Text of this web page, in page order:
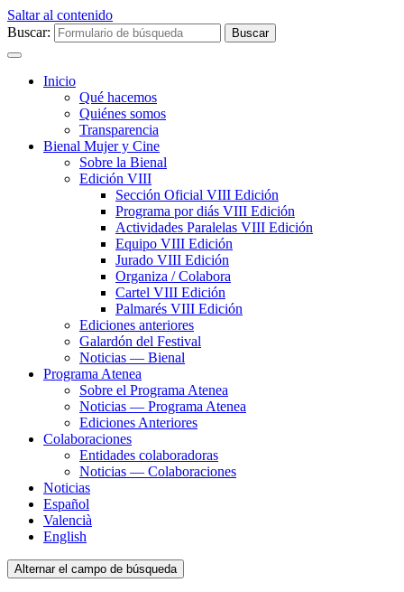
Saltar al contenido
Buscar:
Inicio
Qué hacemos
Quiénes somos
Transparencia
Bienal Mujer y Cine
Sobre la Bienal
Edición VIII
Sección Oficial VIII Edición
Programa por diás VIII Edición
Actividades Paralelas VIII Edición
Equipo VIII Edición
Jurado VIII Edición
Organiza / Colabora
Cartel VIII Edición
Palmarés VIII Edición
Ediciones anteriores
Galardón del Festival
Noticias — Bienal
Programa Atenea
Sobre el Programa Atenea
Noticias — Programa Atenea
Ediciones Anteriores
Colaboraciones
Entidades colaboradoras
Noticias — Colaboraciones
Noticias
Español
Valencià
English
Alternar el campo de búsqueda